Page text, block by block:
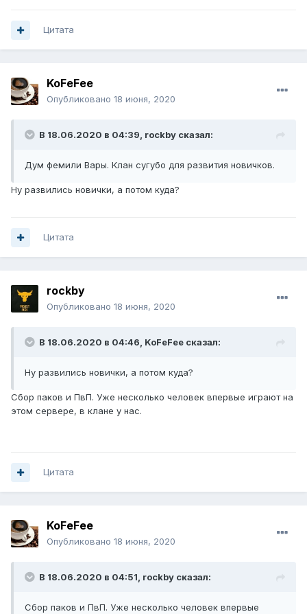
Цитата
KoFeFee
Опубликовано 18 июня, 2020
В 18.06.2020 в 04:39, rockby сказал:
Дум фемили Вары. Клан сугубо для развития новичков.
Ну развились новички, а потом куда?
Цитата
rockby
Опубликовано 18 июня, 2020
В 18.06.2020 в 04:46, KoFeFee сказал:
Ну развились новички, а потом куда?
Сбор паков и ПвП. Уже несколько человек впервые играют на
этом сервере, в клане у нас.
Цитата
KoFeFee
Опубликовано 18 июня, 2020
В 18.06.2020 в 04:51, rockby сказал:
Сбор паков и ПвП. Уже несколько человек впервые